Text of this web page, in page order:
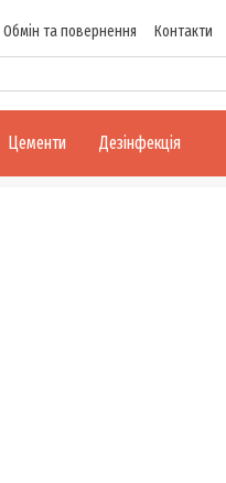
Обмін та повернення Контакти
Цементи Дезінфекція